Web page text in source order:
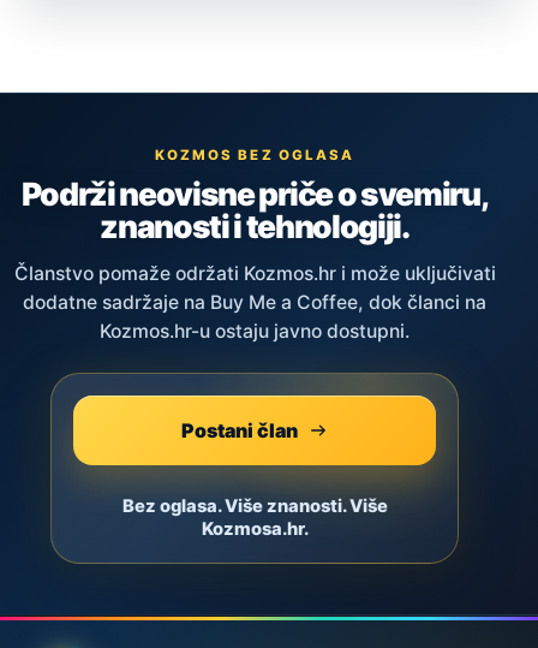
KOZMOS BEZ OGLASA
Podrži neovisne priče o svemiru,
znanosti i tehnologiji.
Članstvo pomaže održati Kozmos.hr i može uključivati
dodatne sadržaje na Buy Me a Coffee, dok članci na
Kozmos.hr-u ostaju javno dostupni.
Postani član
Bez oglasa. Više znanosti. Više
Kozmosa.hr.